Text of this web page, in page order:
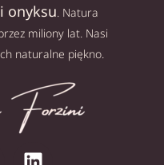
onyksu . Natura
miliony lat. Nasi
naturalne piękno.